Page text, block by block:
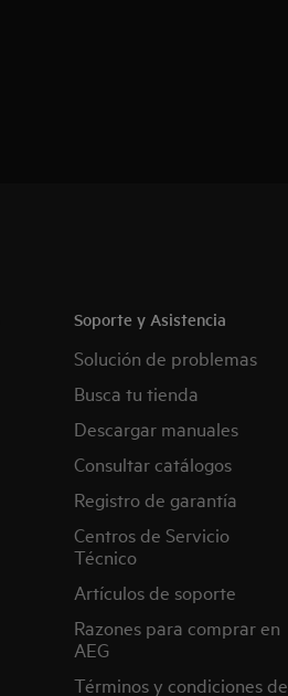
Soporte y Asistencia
Solución de problemas
Busca tu tienda
Descargar manuales
Consultar catálogos
Registro de garantía
Centros de Servicio
Técnico
Artículos de soporte
Razones para comprar en
AEG
Términos y condiciones de